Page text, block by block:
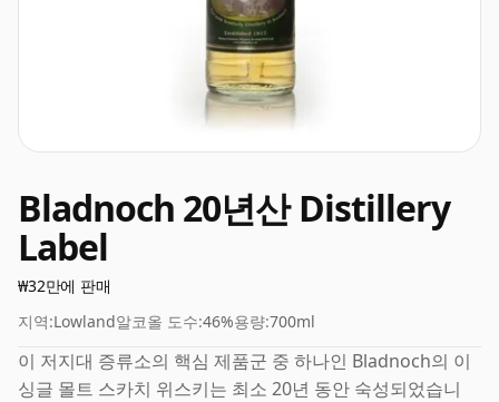
Bladnoch 20년산 Distillery
Label
₩32만에 판매
지역:Lowland알코올 도수:46%용량:700ml
이 저지대 증류소의 핵심 제품군 중 하나인 Bladnoch의 이
싱글 몰트 스카치 위스키는 최소 20년 동안 숙성되었습니